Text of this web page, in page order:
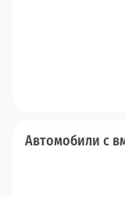
Автомобили с